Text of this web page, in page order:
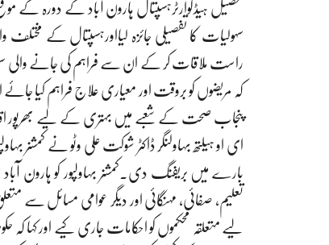
تحصیل ہیڈکوارٹرہسپتال ہارون آباد کے دورہ کے
سہولیات کا تفصیلی جائزہ لیااورہسپتال کے مختلف
راست ملاقات کر کے ان سے فراہم کی جانے والی
کہ مریضوں کو بروقت اور معیاری علاج فراہم کیا جائے
پنجاب صحت کے شعبے میں بہتری کے لیے بھرپور
ای او ہیلتھ بہاولنگر ڈاکٹر شوکت علی وٹو نے کمشنر
بارے میں بریفنگ دی۔کمشنر بہاولپور کو ہارون
تعلیم، صفائی، مہنگائی اور دیگر عوامی مسائل
لیے متعلقہ محکموں کو احکامات جاری کیے اور کہا